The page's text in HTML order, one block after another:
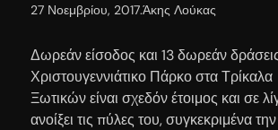
27 Νοεμβρίου, 2017.Άκης Λούκας
Δωρεάν είσοδος και 13 δωρεάν
Χριστουγεννιάτικο Πάρκο στα
Ξωτικών είναι σχεδόν έτοιμος και σε
ανοίξει τις πύλες του, συγκεκριμένα